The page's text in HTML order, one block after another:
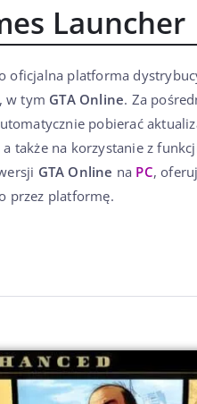
Launcher
oficjalna platforma
w tym GTA Online. Za
pobierać
także na korzystanie z
GTA Online na PC,
przez platformę.